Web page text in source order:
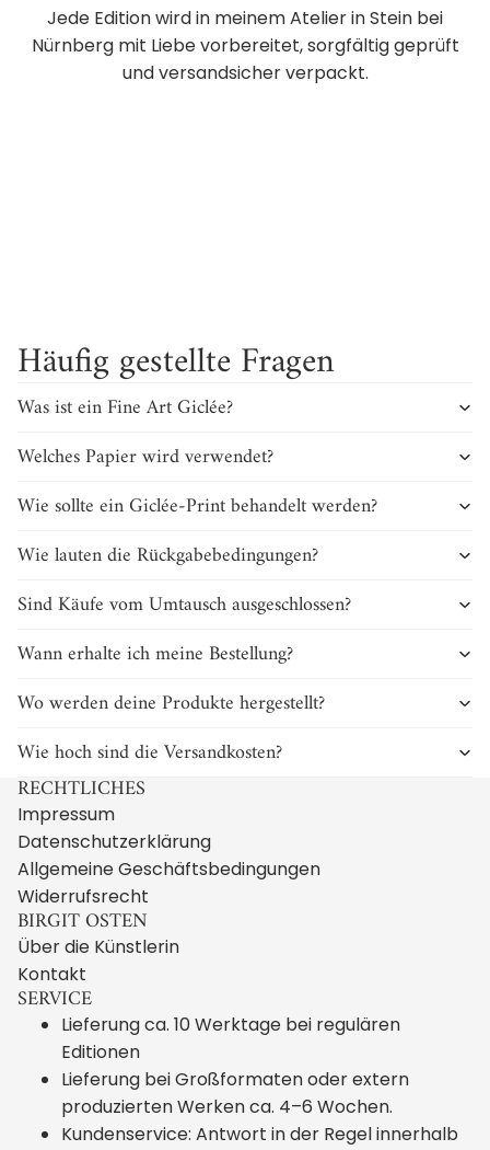
Jede Edition wird in meinem Atelier in Stein bei
Nürnberg mit Liebe vorbereitet, sorgfältig geprüft
und versandsicher verpackt.
Häufig gestellte Fragen
Was ist ein Fine Art Giclée?
Welches Papier wird verwendet?
Wie sollte ein Giclée-Print behandelt werden?
Wie lauten die Rückgabebedingungen?
Sind Käufe vom Umtausch ausgeschlossen?
Wann erhalte ich meine Bestellung?
Wo werden deine Produkte hergestellt?
Wie hoch sind die Versandkosten?
RECHTLICHES
Impressum
Datenschutzerklärung
Allgemeine Geschäftsbedingungen
Widerrufsrecht
BIRGIT OSTEN
Über die Künstlerin
Kontakt
SERVICE
Lieferung ca. 10 Werktage bei regulären
Editionen
Lieferung bei Großformaten oder extern
produzierten Werken ca. 4–6 Wochen.
Kundenservice: Antwort in der Regel innerhalb